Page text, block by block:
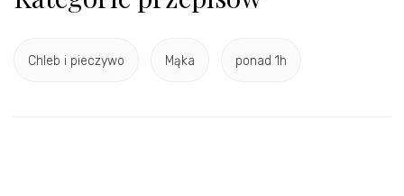
Chleb i pieczywo Mąka ponad 1h